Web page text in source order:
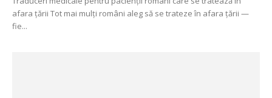
afara țării Tot mai mulți români aleg să se trateze în afara țării —
fie...